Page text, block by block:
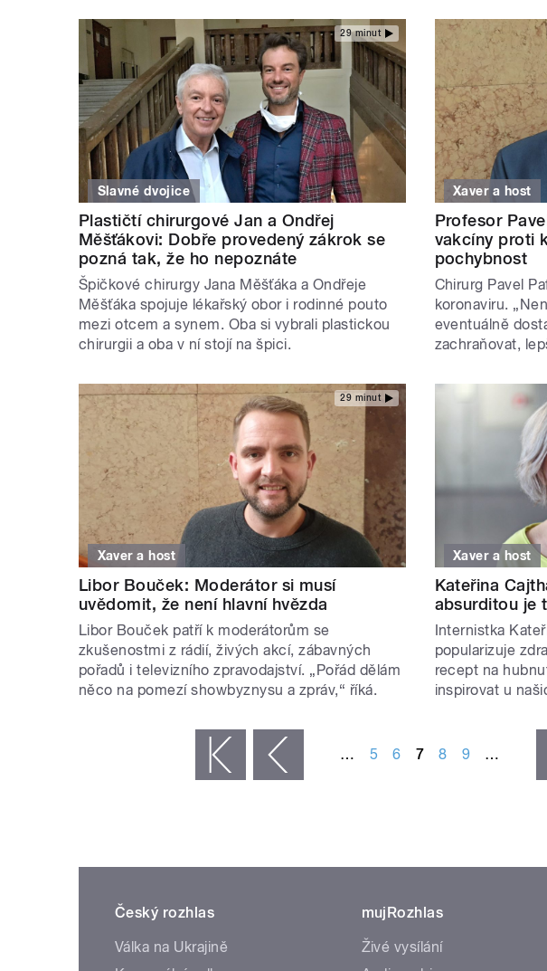
29 minut
Slavné dvojice
Plastičtí chirurgové Jan a Ondřej
Měšťákovi: Dobře provedený zákrok se
pozná tak, že ho nepoznáte
Špičkové chirurgy Jana Měšťáka a Ondřeje
Měšťáka spojuje lékařský obor i rodinné pouto
mezi otcem a synem. Oba si vybrali plastickou
chirurgii a oba v ní stojí na špici.
Xaver a host
Profesor
vakcíny proti
pochybnost
Chirurg Pavel
koronaviru.
eventuálně
zachraňovat,
29 minut
Xaver a host
Libor Bouček: Moderátor si musí
uvědomit, že není hlavní hvězda
Libor Bouček patří k moderátorům se
zkušenostmi z rádií, živých akcí, zábavných
pořadů i televizního zpravodajství. „Pořád dělám
něco na pomezí showbyznysu a zpráv,“ říká.
Xaver a host
Kateřina
absurditou je
Internistka
popularizuje
recept na
inspirovat u
‹ předchozí … 5 6 7 8 9 …
Český rozhlas
Válka na Ukrajině
mujRozhlas
Živé vysílání